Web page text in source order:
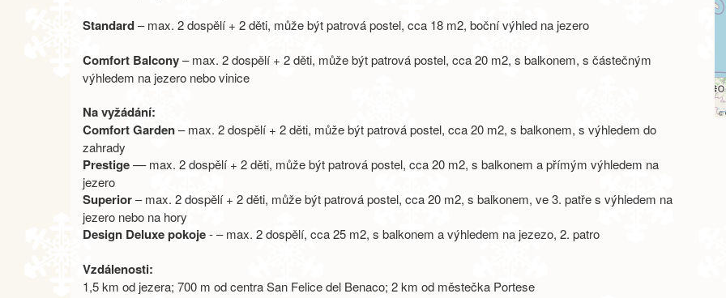
Standard– max. 2 dospělí + 2 děti, může být patrová postel, cca 18 m2, boční výhled na jezero
Comfort Balcony– max. 2 dospělí + 2 děti, může být patrová postel, cca 20 m2, s balkonem, s částečným
výhledem na jezero nebo vinice
Na vyžádání:
Comfort Garden– max. 2 dospělí + 2 děti, může být patrová postel, cca 20 m2, s balkonem, s výhledem do
zahrady
Prestige–– max. 2 dospělí + 2 děti, může být patrová postel, cca 20 m2, s balkonem a přímým výhledem na
jezero
Superior– max. 2 dospělí + 2 děti, může být patrová postel, cca 20 m2, s balkonem, ve 3. patře s výhledem na
jezero nebo na hory
Design Deluxe pokoje- – max. 2 dospělí, cca 25 m2, s balkonem a výhledem na jezezo, 2. patro
Vzdálenosti:
1,5 km od jezera; 700 m od centra San Felice del Benaco; 2 km od městečka Portese
©